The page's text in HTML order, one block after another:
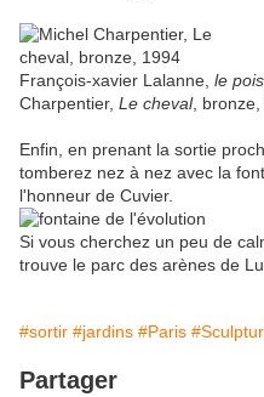
François-xavier Lalanne, le
Charpentier, Le cheval,
Enfin, en prenant la sortie
tomberez nez à nez avec la
l'honneur de Cuvier.
Si vous cherchez un peu de
trouve le parc des arènes de
#sortir #jardins #Paris
Partager